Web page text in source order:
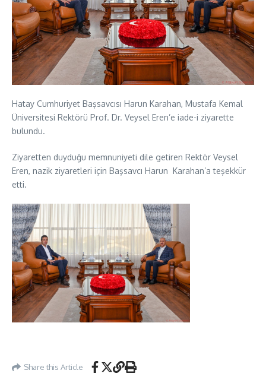
Hatay Cumhuriyet Başsavcısı Harun Karahan, Mustafa Kemal
Üniversitesi Rektörü Prof. Dr. Veysel Eren’e iade-i ziyarette
bulundu.
Ziyaretten duyduğu memnuniyeti dile getiren Rektör Veysel
Eren, nazik ziyaretleri için Başsavcı Harun Karahan’a teşekkür
etti.
Share this Article